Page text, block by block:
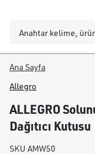
Ana Sayfa
Allegro
ALLEGRO
Dağıtıcı
SKU AMW50